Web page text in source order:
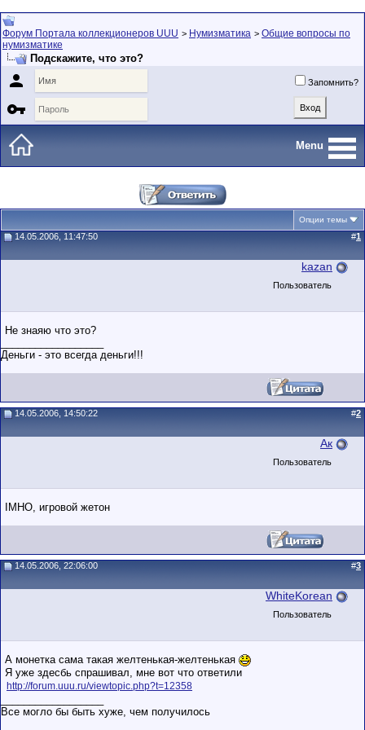
Форум Портала коллекционеров UUU > Нумизматика > Общие вопросы по
нумизматике
Подскажите, что это?
 Запомнить?

Menu
Опции темы
14.05.2006, 11:47:50 #1
kazan
Пользователь
Не знаяю что это?
Деньги - это всегда деньги!!!
14.05.2006, 14:50:22 #2
Ак
Пользователь
IMHO, игровой жетон
14.05.2006, 22:06:00 #3
WhiteKorean
Пользователь
А монетка сама такая желтенькая-желтенькая
Я уже здесбь спрашивал, мне вот что ответили
http://forum.uuu.ru/viewtopic.php?t=12358
Все могло бы быть хуже, чем получилось